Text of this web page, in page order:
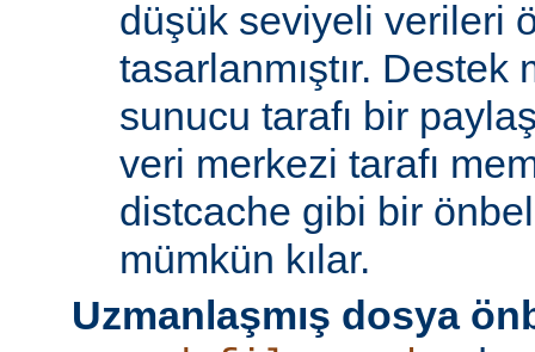
düşük seviyeli verileri
tasarlanmıştır.
sunucu tarafı bir
veri merkezi tarafı
distcache gibi bir
mümkün kılar.
Uzmanlaşmış dosya